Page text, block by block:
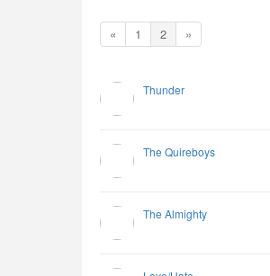
« 1 2 »
Thunder
The Quireboys
The Almighty